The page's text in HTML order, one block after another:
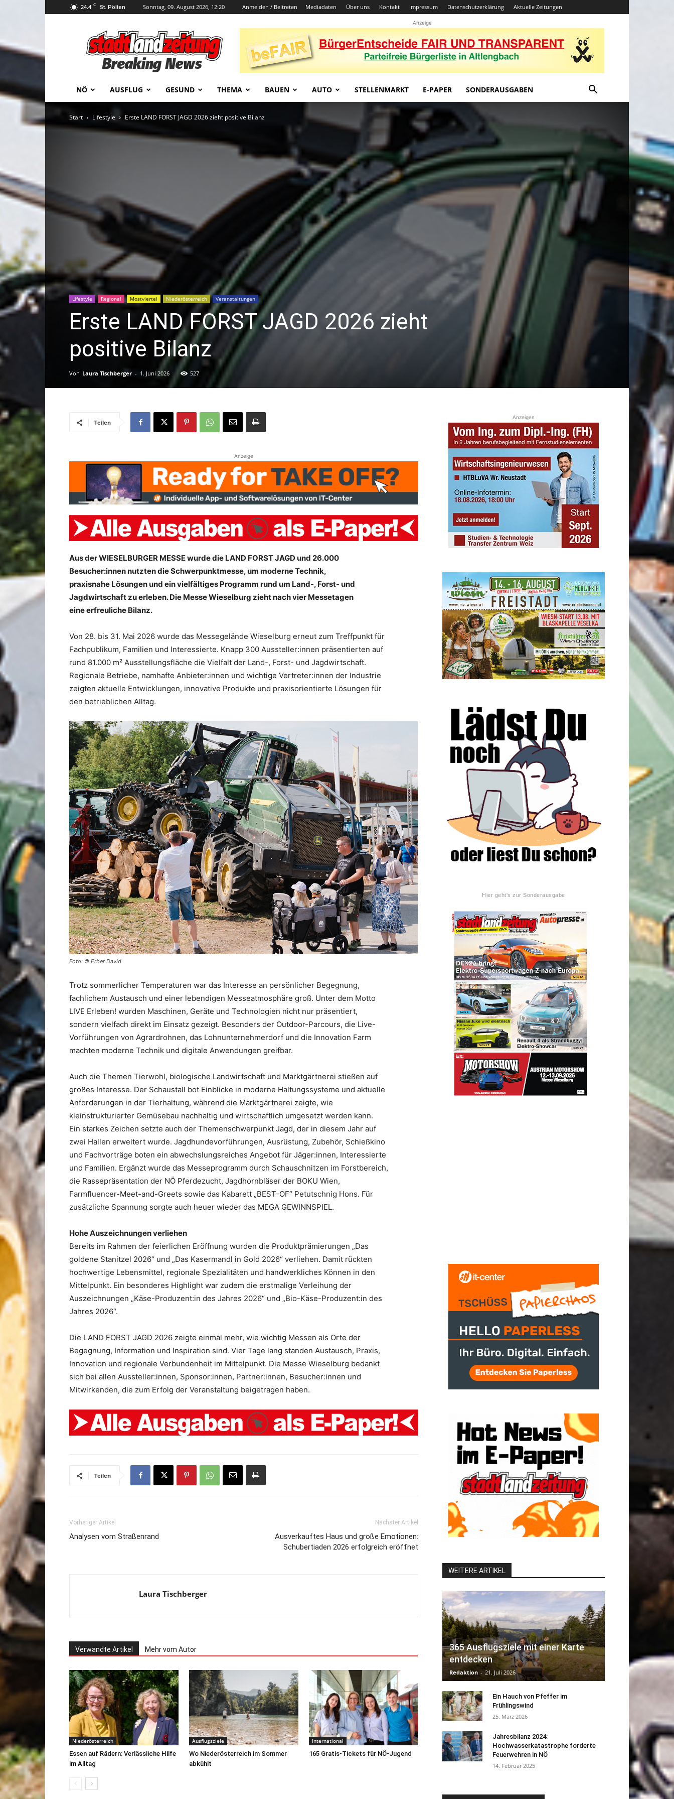
24.4 C St. Pölten Sonntag, 09. August 2026, 12:20 Anmelden / Beitreten Mediadaten Über uns Kontakt Impressum Datenschutzerklärung Aktuelle Zeitungen
stadtlandzeitung
Anzeige
NÖ AUSFLUG GESUND THEMA BAUEN AUTO STELLENMARKT E-PAPER SONDERAUSGABEN
Start Lifestyle Erste LAND FORST JAGD 2026 zieht positive Bilanz
Lifestyle Regional Mostviertel Niederösterreich Veranstaltungen
Erste LAND FORST JAGD 2026 zieht
positive Bilanz
Von Laura Tischberger - 1. Juni 2026 527
Teilen
Anzeige
Aus der WIESELBURGER MESSE wurde die LAND FORST JAGD und 26.000
Besucher:innen nutzten die Schwerpunktmesse, um moderne Technik,
praxisnahe Lösungen und ein vielfältiges Programm rund um Land-, Forst- und
Jagdwirtschaft zu erleben. Die Messe Wieselburg zieht nach vier Messetagen
eine erfreuliche Bilanz.
Von 28. bis 31. Mai 2026 wurde das Messegelände Wieselburg erneut zum Treffpunkt für
Fachpublikum, Familien und Interessierte. Knapp 300 Aussteller:innen präsentierten auf
rund 81.000 m² Ausstellungsfläche die Vielfalt der Land-, Forst- und Jagdwirtschaft.
Regionale Betriebe, namhafte Anbieter:innen und wichtige Vertreter:innen der Industrie
zeigten aktuelle Entwicklungen, innovative Produkte und praxisorientierte Lösungen für
den betrieblichen Alltag.
Foto: © Erber David
Trotz sommerlicher Temperaturen war das Interesse an persönlicher Begegnung,
fachlichem Austausch und einer lebendigen Messeatmosphäre groß. Unter dem Motto
LIVE Erleben! wurden Maschinen, Geräte und Technologien nicht nur präsentiert,
sondern vielfach direkt im Einsatz gezeigt. Besonders der Outdoor-Parcours, die Live-
Vorführungen von Agrardrohnen, das Lohnunternehmerdorf und die Innovation Farm
machten moderne Technik und digitale Anwendungen greifbar.
Auch die Themen Tierwohl, biologische Landwirtschaft und Marktgärtnerei stießen auf
großes Interesse. Der Schaustall bot Einblicke in moderne Haltungssysteme und aktuelle
Anforderungen in der Tierhaltung, während die Marktgärtnerei zeigte, wie
kleinstrukturierter Gemüsebau nachhaltig und wirtschaftlich umgesetzt werden kann.
Ein starkes Zeichen setzte auch der Themenschwerpunkt Jagd, der in diesem Jahr auf
zwei Hallen erweitert wurde. Jagdhundevorführungen, Ausrüstung, Zubehör, Schießkino
und Fachvorträge boten ein abwechslungsreiches Angebot für Jäger:innen, Interessierte
und Familien. Ergänzt wurde das Messeprogramm durch Schauschnitzen im Forstbereich,
die Rassepräsentation der NÖ Pferdezucht, Jagdhornbläser der BOKU Wien,
Farmfluencer-Meet-and-Greets sowie das Kabarett „BEST-OF“ Petutschnig Hons. Für
zusätzliche Spannung sorgte auch heuer wieder das MEGA GEWINNSPIEL.
Hohe Auszeichnungen verliehen
Bereits im Rahmen der feierlichen Eröffnung wurden die Produktprämierungen „Das
goldene Stanitzel 2026“ und „Das Kasermandl in Gold 2026“ verliehen. Damit rückten
hochwertige Lebensmittel, regionale Spezialitäten und handwerkliches Können in den
Mittelpunkt. Ein besonderes Highlight war zudem die erstmalige Verleihung der
Auszeichnungen „Käse-Produzent:in des Jahres 2026“ und „Bio-Käse-Produzent:in des
Jahres 2026“.
Die LAND FORST JAGD 2026 zeigte einmal mehr, wie wichtig Messen als Orte der
Begegnung, Information und Inspiration sind. Vier Tage lang standen Austausch, Praxis,
Innovation und regionale Verbundenheit im Mittelpunkt. Die Messe Wieselburg bedankt
sich bei allen Aussteller:innen, Sponsor:innen, Partner:innen, Besucher:innen und
Mitwirkenden, die zum Erfolg der Veranstaltung beigetragen haben.
Teilen
Vorheriger Artikel
Analysen vom Straßenrand
Nächster Artikel
Ausverkauftes Haus und große Emotionen:
Schubertiaden 2026 erfolgreich eröffnet
Laura Tischberger
Verwandte Artikel Mehr vom Autor
Niederösterreich
Essen auf Rädern: Verlässliche Hilfe
im Alltag
Ausflugsziele
Wo Niederösterreich im Sommer
abkühlt
International
165 Gratis-Tickets für NÖ-Jugend
Anzeigen
Hier geht's zur Sonderausgabe
WEITERE ARTIKEL
365 Ausflugsziele mit einer Karte
entdecken
Redaktion - 21. Juli 2026
Ein Hauch von Pfeffer im
Frühlingswind
25. März 2026
Jahresbilanz 2024:
Hochwasserkatastrophe forderte
Feuerwehren in NÖ
14. Februar 2025